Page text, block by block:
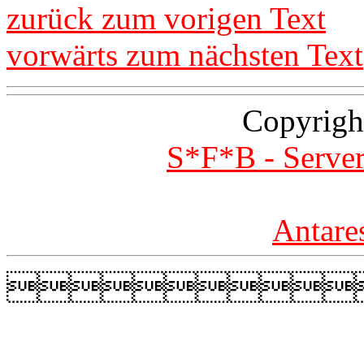
zurück zum vorigen Text
vorwärts zum nächsten Text
S*F*B -